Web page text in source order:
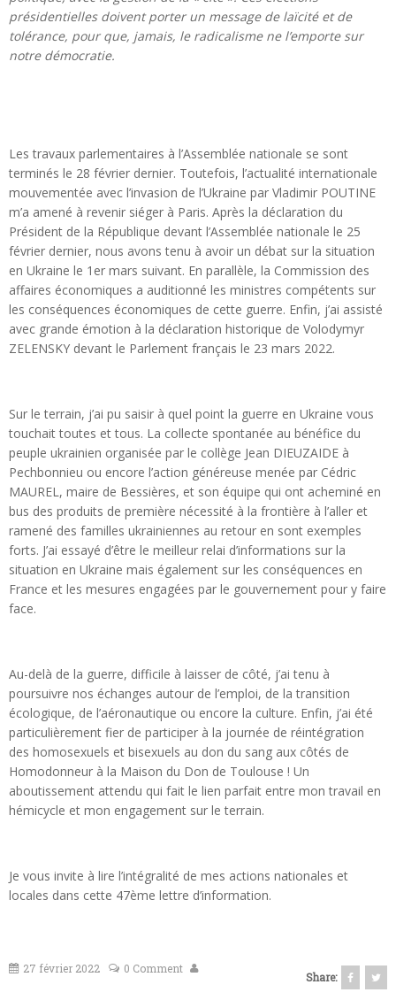
présidentielles doivent porter un message de laïcité et de
tolérance, pour que, jamais, le radicalisme ne l’emporte sur
notre démocratie.
Les travaux parlementaires à l’Assemblée nationale se sont
terminés le 28 février dernier. Toutefois, l’actualité internationale
mouvementée avec l’invasion de l’Ukraine par Vladimir POUTINE
m’a amené à revenir siéger à Paris. Après la déclaration du
Président de la République devant l’Assemblée nationale le 25
février dernier, nous avons tenu à avoir un débat sur la situation
en Ukraine le 1er mars suivant. En parallèle, la Commission des
affaires économiques a auditionné les ministres compétents sur
les conséquences économiques de cette guerre. Enfin, j’ai assisté
avec grande émotion à la déclaration historique de Volodymyr
ZELENSKY devant le Parlement français le 23 mars 2022.
Sur le terrain, j’ai pu saisir à quel point la guerre en Ukraine vous
touchait toutes et tous. La collecte spontanée au bénéfice du
peuple ukrainien organisée par le collège Jean DIEUZAIDE à
Pechbonnieu ou encore l’action généreuse menée par Cédric
MAUREL, maire de Bessières, et son équipe qui ont acheminé en
bus des produits de première nécessité à la frontière à l’aller et
ramené des familles ukrainiennes au retour en sont exemples
forts. J’ai essayé d’être le meilleur relai d’informations sur la
situation en Ukraine mais également sur les conséquences en
France et les mesures engagées par le gouvernement pour y faire
face.
Au-delà de la guerre, difficile à laisser de côté, j’ai tenu à
poursuivre nos échanges autour de l’emploi, de la transition
écologique, de l’aéronautique ou encore la culture. Enfin, j’ai été
particulièrement fier de participer à la journée de réintégration
des homosexuels et bisexuels au don du sang aux côtés de
Homodonneur à la Maison du Don de Toulouse ! Un
aboutissement attendu qui fait le lien parfait entre mon travail en
hémicycle et mon engagement sur le terrain.
Je vous invite à lire l’intégralité de mes actions nationales et
locales dans cette 47ème lettre d’information.
27 février 2022 0 Comment
Share: